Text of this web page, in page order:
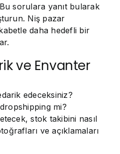
sorulara yanıt bularak
Niş pazar
daha hedefli bir
ve Envanter
edeceksiniz?
mi?
stok takibini nasıl
ve açıklamaları